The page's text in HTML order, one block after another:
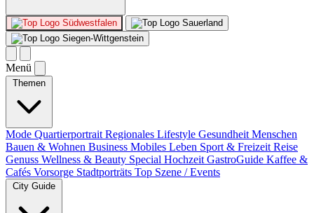
Südwestfalen
Sauerland
Siegen-Wittgenstein
Menü
Themen
Mode Quartierportrait Regionales Lifestyle Gesundheit Menschen
Bauen & Wohnen Business Mobiles Leben Sport & Freizeit Reise
Genuss Wellness & Beauty Special Hochzeit GastroGuide Kaffee &
Cafés Vorsorge Stadtporträts Top Szene / Events
City Guide